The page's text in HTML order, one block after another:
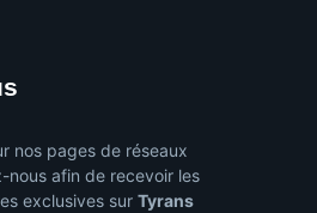
nos pages de réseaux
nous afin de recevoir les
exclusives sur Tyrans